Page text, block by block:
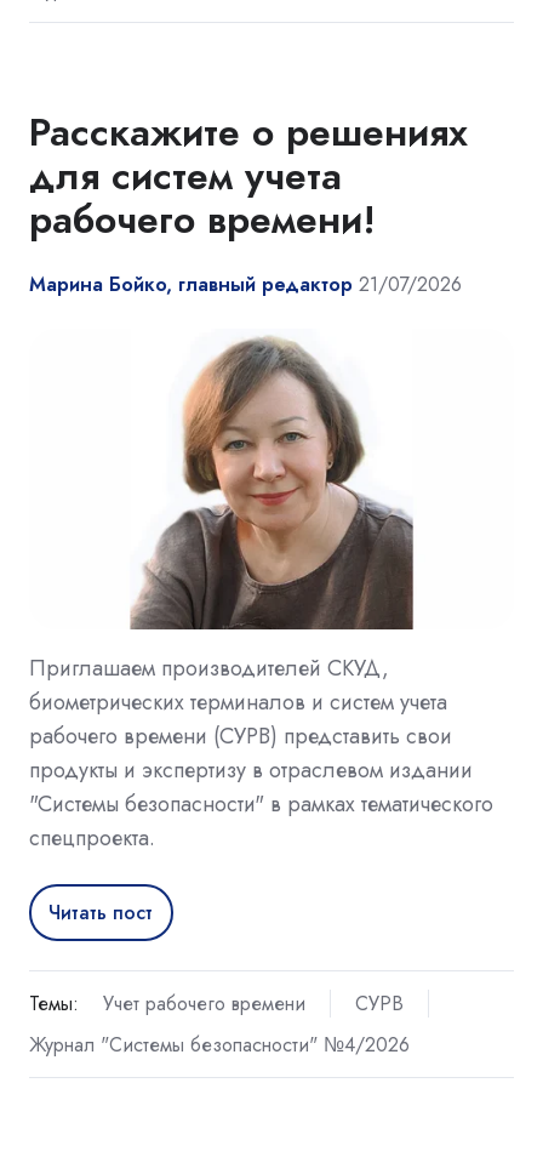
Расскажите о решениях
для систем учета
рабочего времени!
Марина Бойко, главный редактор 21/07/2026
Приглашаем производителей СКУД,
биометрических терминалов и систем учета
рабочего времени (СУРВ) представить свои
продукты и экспертизу в отраслевом издании
"Системы безопасности" в рамках тематического
спецпроекта.
Читать пост
Темы: Учет рабочего времени
СУРВ
Журнал "Системы безопасности" №4/2026